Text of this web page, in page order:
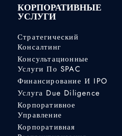
КОРПОРАТИВНЫЕ
УСЛУГИ
Стратегический
Консалтинг
Консультационные
Услуги По SPAC
Финансирование И IPO
Услуга Due Diligence
Корпоративное
Управление
Корпоративная